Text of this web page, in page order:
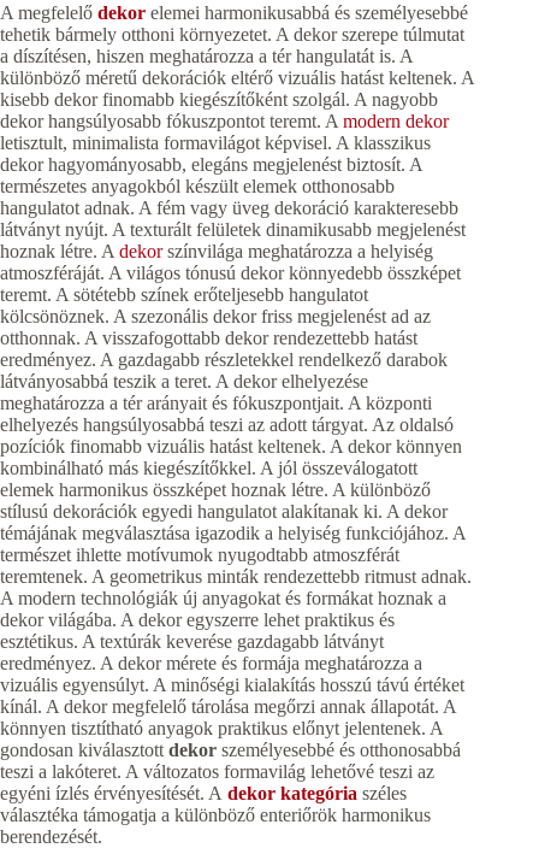
A megfelelő dekor elemei harmonikusabbá és személyesebbé
tehetik bármely otthoni környezetet. A dekor szerepe túlmutat
a díszítésen, hiszen meghatározza a tér hangulatát is. A
különböző méretű dekorációk eltérő vizuális hatást keltenek. A
kisebb dekor finomabb kiegészítőként szolgál. A nagyobb
dekor hangsúlyosabb fókuszpontot teremt. A modern dekor
letisztult, minimalista formavilágot képvisel. A klasszikus
dekor hagyományosabb, elegáns megjelenést biztosít. A
természetes anyagokból készült elemek otthonosabb
hangulatot adnak. A fém vagy üveg dekoráció karakteresebb
látványt nyújt. A texturált felületek dinamikusabb megjelenést
hoznak létre. A dekorszínvilága meghatározza a helyiség
atmoszféráját. A világos tónusú dekor könnyedebb összképet
teremt. A sötétebb színek erőteljesebb hangulatot
kölcsönöznek. A szezonális dekor friss megjelenést ad az
otthonnak. A visszafogottabb dekor rendezettebb hatást
eredményez. A gazdagabb részletekkel rendelkező darabok
látványosabbá teszik a teret. A dekor elhelyezése
meghatározza a tér arányait és fókuszpontjait. A központi
elhelyezés hangsúlyosabbá teszi az adott tárgyat. Az oldalsó
pozíciók finomabb vizuális hatást keltenek. A dekor könnyen
kombinálható más kiegészítőkkel. A jól összeválogatott
elemek harmonikus összképet hoznak létre. A különböző
stílusú dekorációk egyedi hangulatot alakítanak ki. A dekor
témájának megválasztása igazodik a helyiség funkciójához. A
természet ihlette motívumok nyugodtabb atmoszférát
teremtenek. A geometrikus minták rendezettebb ritmust adnak.
A modern technológiák új anyagokat és formákat hoznak a
dekor világába. A dekor egyszerre lehet praktikus és
esztétikus. A textúrák keverése gazdagabb látványt
eredményez. A dekor mérete és formája meghatározza a
vizuális egyensúlyt. A minőségi kialakítás hosszú távú értéket
kínál. A dekor megfelelő tárolása megőrzi annak állapotát. A
könnyen tisztítható anyagok praktikus előnyt jelentenek. A
gondosan kiválasztott dekor személyesebbé és otthonosabbá
teszi a lakóteret. A változatos formavilág lehetővé teszi az
egyéni ízlés érvényesítését. A dekor kategória széles
választéka támogatja a különböző enteriőrök harmonikus
berendezését.